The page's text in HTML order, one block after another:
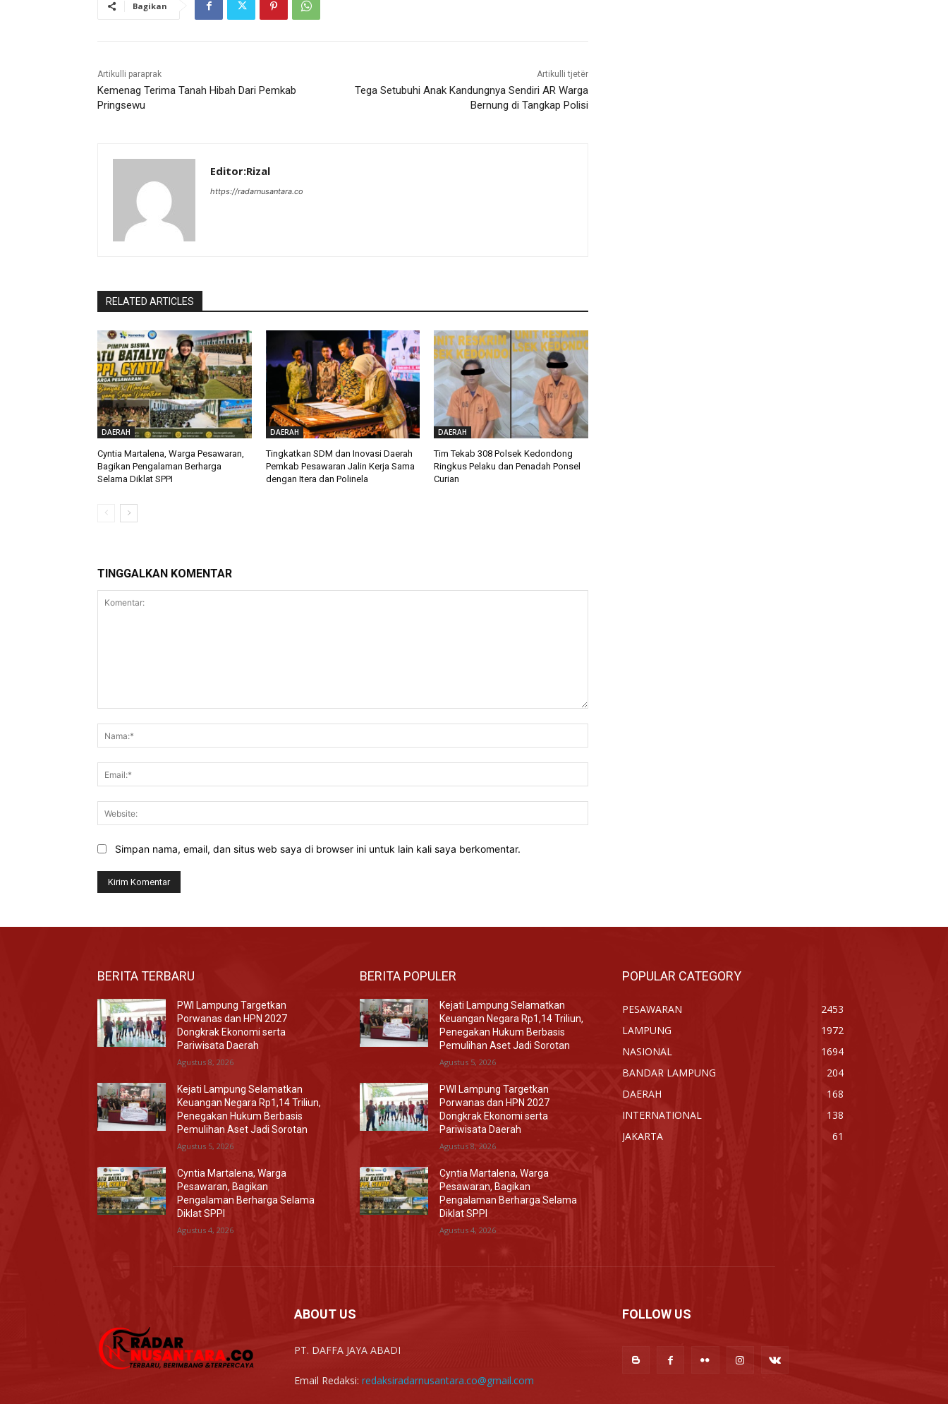
Bagikan
Artikulli paraprak
Kemenag Terima Tanah Hibah Dari Pemkab
Pringsewu
Artikulli tjetër
Tega Setubuhi Anak Kandungnya Sendiri AR Warga
Bernung di Tangkap Polisi
Editor:Rizal
https://radarnusantara.co
RELATED ARTICLES
DAERAH
Cyntia Martalena, Warga Pesawaran,
Bagikan Pengalaman Berharga
Selama Diklat SPPI
DAERAH
Tingkatkan SDM dan Inovasi Daerah
Pemkab Pesawaran Jalin Kerja Sama
dengan Itera dan Polinela
DAERAH
Tim Tekab 308 Polsek Kedondong
Ringkus Pelaku dan Penadah Ponsel
Curian
TINGGALKAN KOMENTAR
Simpan nama, email, dan situs web saya di browser ini untuk lain kali saya berkomentar.
BERITA TERBARU
PWI Lampung Targetkan
Porwanas dan HPN 2027
Dongkrak Ekonomi serta
Pariwisata Daerah
Agustus 8, 2026
Kejati Lampung Selamatkan
Keuangan Negara Rp1,14 Triliun,
Penegakan Hukum Berbasis
Pemulihan Aset Jadi Sorotan
Agustus 5, 2026
Cyntia Martalena, Warga
Pesawaran, Bagikan
Pengalaman Berharga Selama
Diklat SPPI
Agustus 4, 2026
BERITA POPULER
Kejati Lampung Selamatkan
Keuangan Negara Rp1,14 Triliun,
Penegakan Hukum Berbasis
Pemulihan Aset Jadi Sorotan
Agustus 5, 2026
PWI Lampung Targetkan
Porwanas dan HPN 2027
Dongkrak Ekonomi serta
Pariwisata Daerah
Agustus 8, 2026
Cyntia Martalena, Warga
Pesawaran, Bagikan
Pengalaman Berharga Selama
Diklat SPPI
Agustus 4, 2026
POPULAR CATEGORY
PESAWARAN
2453
LAMPUNG
1972
NASIONAL
1694
BANDAR LAMPUNG
204
DAERAH
168
INTERNATIONAL
138
JAKARTA
61
ABOUT US
PT. DAFFA JAYA ABADI
Email Redaksi: redaksiradarnusantara.co@gmail.com
FOLLOW US